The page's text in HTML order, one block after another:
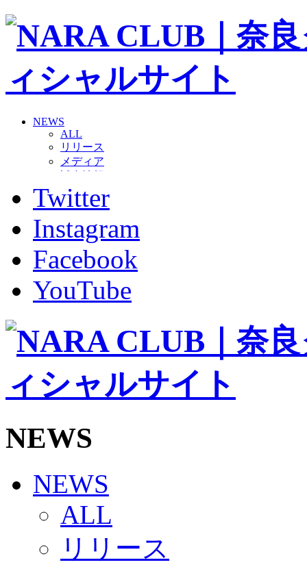
NEWS
ALL
リリース
メディア
グッズ
ファンコミュニティ
ホームタウン
コラム
その他
TEAM
2026/27トップチーム
2026/27トップチームスタッフ
バモス
チアダンススクール
ボランティアチーム「volundeer」
ビクトリーロード
HOMEGAME
観戦ルール＆マナー
Jリーグ運営管理規定
写真・動画使用ガイドライン
SCHEDULE
2026/27
練習見学時のファンサービスについて
TICKET
奈良クラブ明治安田J3リーグ2026/27シーズン試
奈良クラブ明治安田Ｊ3リーグ 2026/27シーズン「
観戦ルール＆マナー
Twitter
Instagram
Facebook
YouTube
NEWS
NEWS
ALL
リリース